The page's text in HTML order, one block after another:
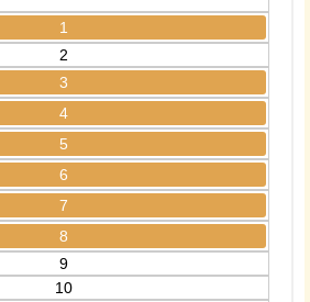
1
2
3
4
5
6
7
8
9
10